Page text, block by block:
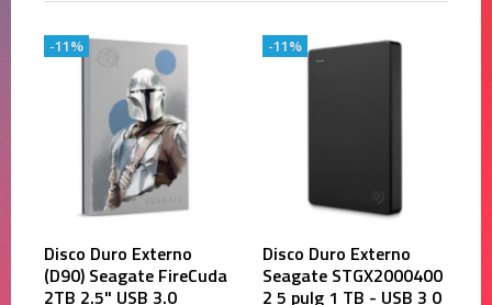
Disco Duro Externo
(D90) Seagate FireCuda
2TB 2.5" USB 3.0
-11%
Disco Duro Externo
Seagate STGX2000400
2 5 pulg 1 TB - USB 3 0
-11%